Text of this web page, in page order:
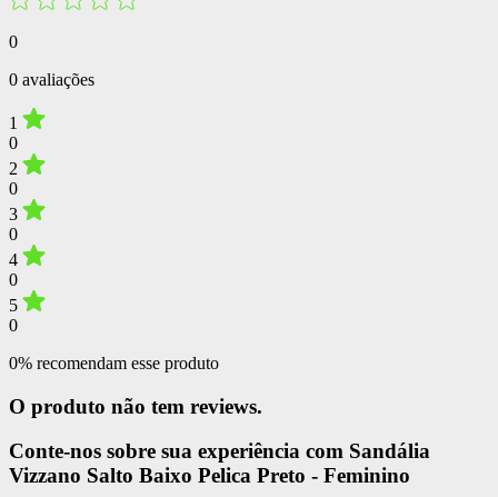
0
0 avaliações
1
0
2
0
3
0
4
0
5
0
0% recomendam esse produto
O produto não tem reviews.
Conte-nos sobre sua experiência com Sandália
Vizzano Salto Baixo Pelica Preto - Feminino